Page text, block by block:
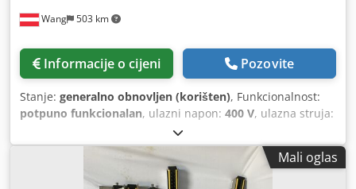
Wang 503 km
Informacije o cijeni Pozovite
Stanje: generalno obnovljen (korišten), Funkcionalnost:
potpuno funkcionalan, ulazni napon: 400 V, ulazna struja:
Klima uređaj
frekvencija:50 Hz, vrsta zaštite (IP kod):IP20, godina
posljednjeg generalnog remonta:
, kontinuirana
200 kW (271,92 KS) , Oprema:
Tipna pločica
Mali oglas